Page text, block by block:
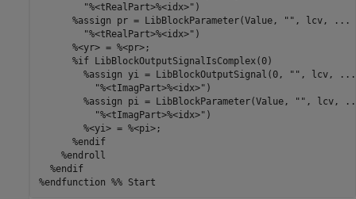
        "%<tRealPart>%<idx>")
      %assign pr = LibBlockParameter(Value, "", lcv, ...
        "%<tRealPart>%<idx>")
      %<yr> = %<pr>;
      %if LibBlockOutputSignalIsComplex(0)
        %assign yi = LibBlockOutputSignal(0, "", lcv, ...
          "%<tImagPart>%<idx>")
%assign pi = LibBlockParameter(Value, "", lcv,
          "%<tImagPart>%<idx>")
        %<yi> = %<pi>;
      %endif
    %endroll
  %endif
%endfunction %% Start